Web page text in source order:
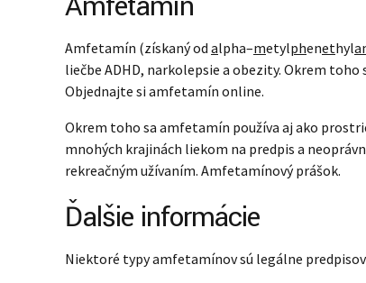
Amfetamín (získaný od alpha–metylphenethyl
liečbe ADHD, narkolepsie a obezity. Okrem
Objednajte si amfetamín online.
Okrem toho sa amfetamín používa aj ako
mnohých krajinách liekom na predpis a
rekreačným užívaním. Amfetamínový prášok.
Ďalšie informácie
Niektoré typy amfetamínov sú legálne